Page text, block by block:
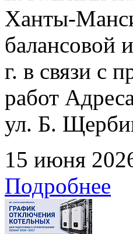
Ханты-
балансовой
г. в связи с
работ
ул. Б.
15 июня
Подробнее